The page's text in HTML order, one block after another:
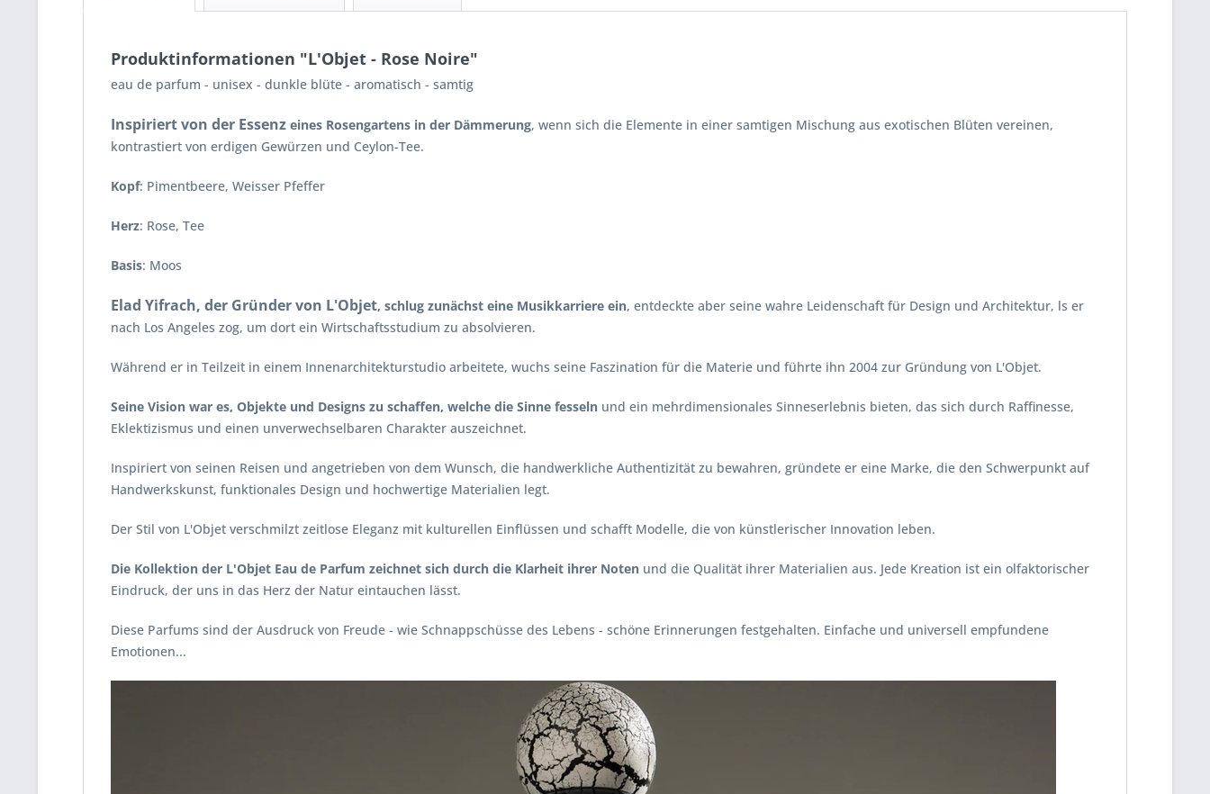
Produktinformationen "L'Objet - Rose Noire"
eau de parfum - unisex - dunkle blüte - aromatisch - samtig
Inspiriert von der Essenz eines Rosengartens in der Dämmerung, wenn sich die Elemente in einer samtigen Mischung aus exotischen Blüten vereinen,
kontrastiert von erdigen Gewürzen und Ceylon-Tee.
Kopf: Pimentbeere, Weisser Pfeffer
Herz: Rose, Tee
Basis: Moos
Elad Yifrach, der Gründer von L'Objet, schlug zunächst eine Musikkarriere ein, entdeckte aber seine wahre Leidenschaft für Design und Architektur, ls er
nach Los Angeles zog, um dort ein Wirtschaftsstudium zu absolvieren.
Während er in Teilzeit in einem Innenarchitekturstudio arbeitete, wuchs seine Faszination für die Materie und führte ihn 2004 zur Gründung von L'Objet.
Seine Vision war es, Objekte und Designs zu schaffen, welche die Sinne fesseln und ein mehrdimensionales Sinneserlebnis bieten, das sich durch Raffinesse,
Eklektizismus und einen unverwechselbaren Charakter auszeichnet.
Inspiriert von seinen Reisen und angetrieben von dem Wunsch, die handwerkliche Authentizität zu bewahren, gründete er eine Marke, die den Schwerpunkt auf
Handwerkskunst, funktionales Design und hochwertige Materialien legt.
Der Stil von L'Objet verschmilzt zeitlose Eleganz mit kulturellen Einflüssen und schafft Modelle, die von künstlerischer Innovation leben.
Die Kollektion der L'Objet Eau de Parfum zeichnet sich durch die Klarheit ihrer Noten und die Qualität ihrer Materialien aus. Jede Kreation ist ein olfaktorischer
Eindruck, der uns in das Herz der Natur eintauchen lässt.
Diese Parfums sind der Ausdruck von Freude - wie Schnappschüsse des Lebens - schöne Erinnerungen festgehalten. Einfache und universell empfundene
Emotionen...